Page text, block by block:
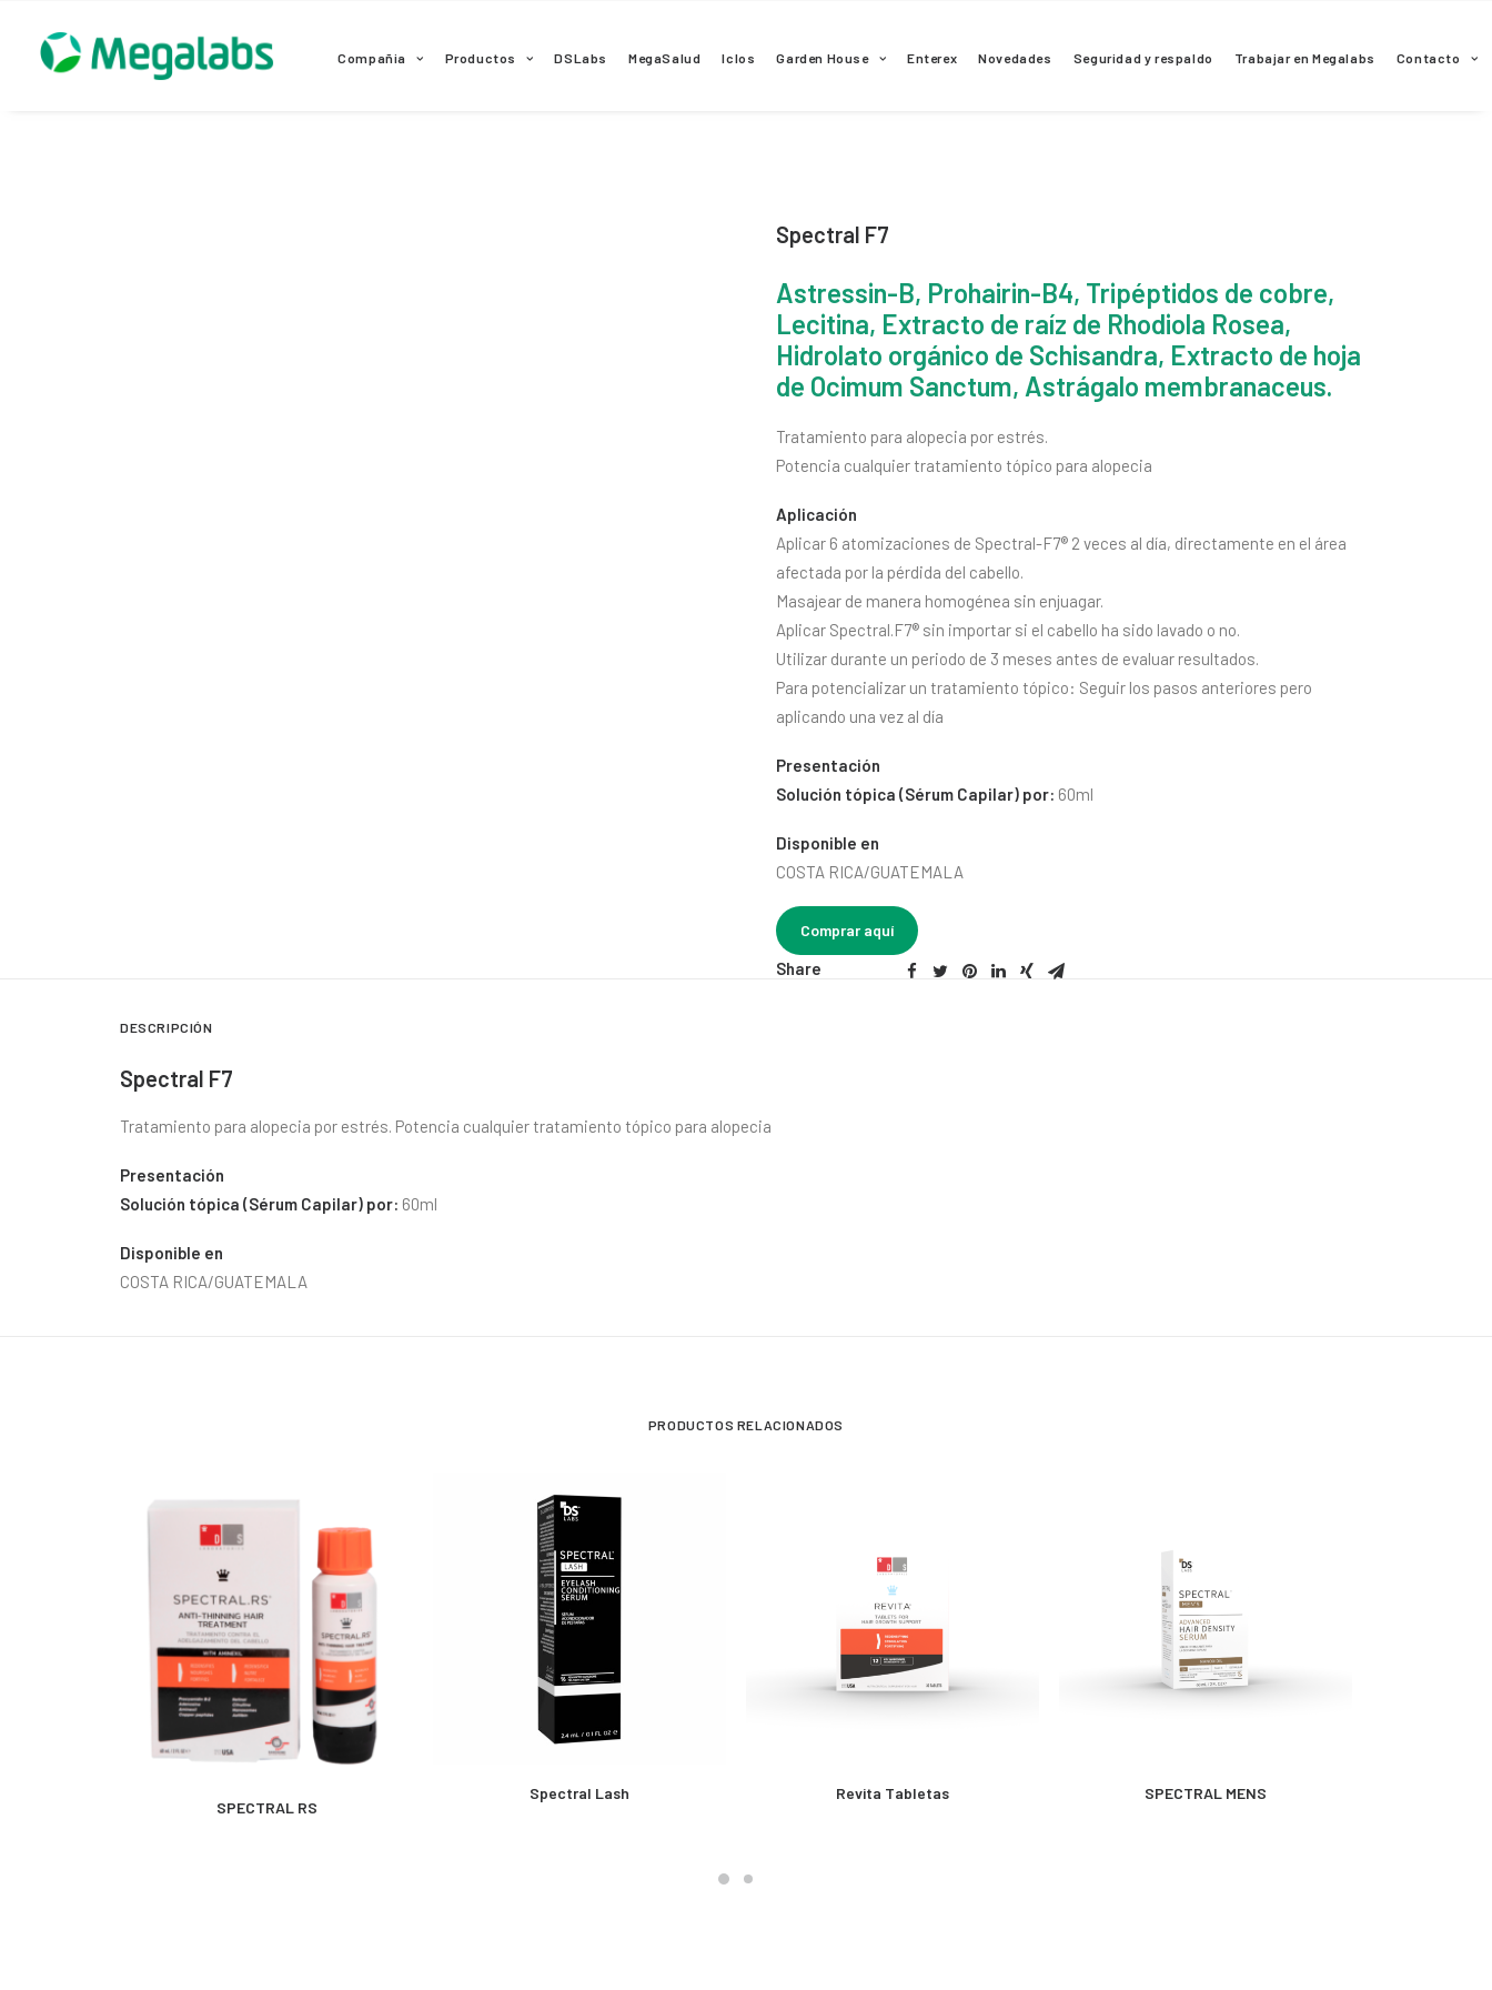
Compañia Productos DSLabs MegaSalud Iclos Garden House Enterex Novedades Seguridad y respaldo Trabajar en Megalabs Contacto
Spectral F7
Astressin-B, Prohairin-B4, Tripéptidos de cobre,
Lecitina, Extracto de raíz de Rhodiola Rosea,
Hidrolato orgánico de Schisandra, Extracto de hoja
de Ocimum Sanctum, Astrágalo membranaceus.
Tratamiento para alopecia por estrés.
Potencia cualquier tratamiento tópico para alopecia
Aplicación
Aplicar 6 atomizaciones de Spectral-F7® 2 veces al día, directamente en el área
afectada por la pérdida del cabello.
Masajear de manera homogénea sin enjuagar.
Aplicar Spectral.F7® sin importar si el cabello ha sido lavado o no.
Utilizar durante un periodo de 3 meses antes de evaluar resultados.
Para potencializar un tratamiento tópico: Seguir los pasos anteriores pero
aplicando una vez al día
Presentación
Solución tópica (Sérum Capilar) por: 60ml
Disponible en
COSTA RICA/GUATEMALA
Comprar aquí
Share
DESCRIPCIÓN
Spectral F7
Tratamiento para alopecia por estrés. Potencia cualquier tratamiento tópico para alopecia
Presentación
Solución tópica (Sérum Capilar) por: 60ml
Disponible en
COSTA RICA/GUATEMALA
PRODUCTOS RELACIONADOS
MÁS INFORMACIÓN
SPECTRAL RS
MÁS INFORMACIÓN
Spectral Lash MÁS INFORMACIÓN
Revita Tabletas MÁS INFORMACIÓN
SPECTRAL MENS